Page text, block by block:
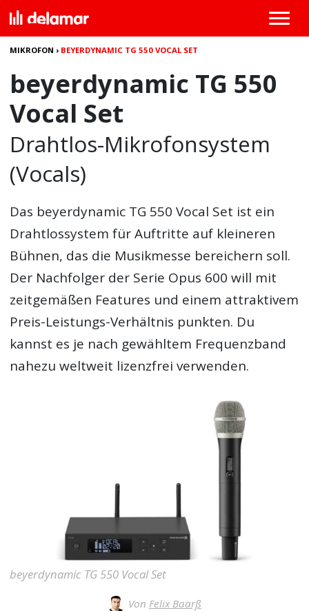
MIKROFON › BEYERDYNAMIC TG 550 VOCAL SET
beyerdynamic TG 550
Vocal Set
Drahtlos-Mikrofonsystem
(Vocals)
Das beyerdynamic TG 550 Vocal Set ist ein
Drahtlossystem für Auftritte auf kleineren
Bühnen, das die Musikmesse bereichern soll.
Der Nachfolger der Serie Opus 600 will mit
zeitgemäßen Features und einem attraktivem
Preis-Leistungs-Verhältnis punkten. Du
kannst es je nach gewähltem Frequenzband
nahezu weltweit lizenzfrei verwenden.
beyerdynamic TG 550 Vocal Set
Von Felix Baarß